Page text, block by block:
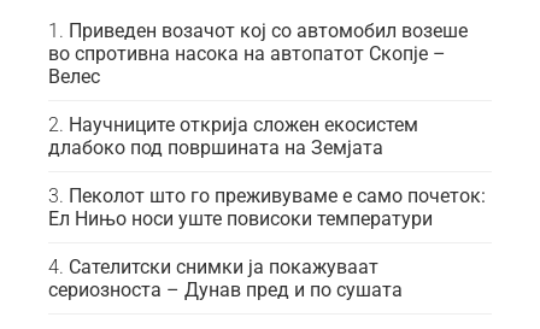
Приведен возачот кој со автомобил возеше
во спротивна насока на автопатот Скопје –
Велес
Научниците открија сложен екосистем
длабоко под површината на Земјата
Пеколот што го преживуваме е само почеток:
Ел Нињо носи уште повисоки температури
Сателитски снимки ја покажуваат
сериозноста – Дунав пред и по сушата